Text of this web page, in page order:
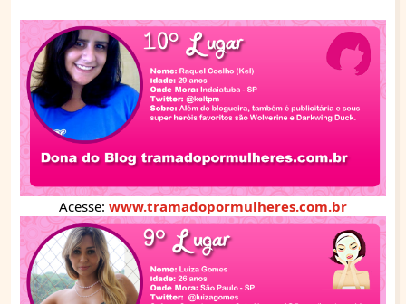
Acesse: www.tramadopormulheres.com.br